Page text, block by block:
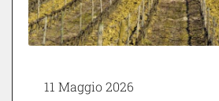
11 Maggio 2026